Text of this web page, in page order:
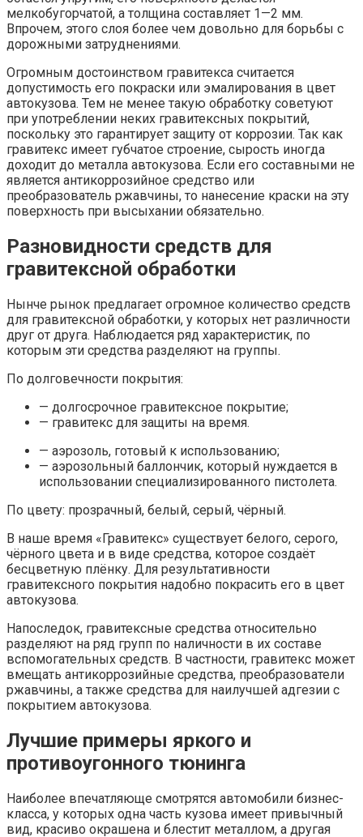
мелкобугорчатой, а толщина составляет 1—2 мм.
Впрочем, этого слоя более чем довольно для борьбы с
дорожными затруднениями.
Огромным достоинством гравитекса считается
допустимость его покраски или эмалирования в цвет
автокузова. Тем не менее такую обработку советуют
при употреблении неких гравитексных покрытий,
поскольку это гарантирует защиту от коррозии. Так как
гравитекс имеет губчатое строение, сырость иногда
доходит до металла автокузова. Если его составными не
является антикоррозийное средство или
преобразователь ржавчины, то нанесение краски на эту
поверхность при высыхании обязательно.
Разновидности средств для
гравитексной обработки
Нынче рынок предлагает огромное количество средств
для гравитексной обработки, у которых нет различности
друг от друга. Наблюдается ряд характеристик, по
которым эти средства разделяют на группы.
По долговечности покрытия:
— долгосрочное гравитексное покрытие;
— гравитекс для защиты на время.
— аэрозоль, готовый к использованию;
— аэрозольный баллончик, который нуждается в
использовании специализированного пистолета.
По цвету: прозрачный, белый, серый, чёрный.
В наше время «Гравитекс» существует белого, серого,
чёрного цвета и в виде средства, которое создаёт
бесцветную плёнку. Для результативности
гравитексного покрытия надобно покрасить его в цвет
автокузова.
Напоследок, гравитексные средства относительно
разделяют на ряд групп по наличности в их составе
вспомогательных средств. В частности, гравитекс может
вмещать антикоррозийные средства, преобразователи
ржавчины, а также средства для наилучшей адгезии с
покрытием автокузова.
Лучшие примеры яркого и
противоугонного тюнинга
Наиболее впечатляюще смотрятся автомобили бизнес-
класса, у которых одна часть кузова имеет привычный
вид, красиво окрашена и блестит металлом, а другая